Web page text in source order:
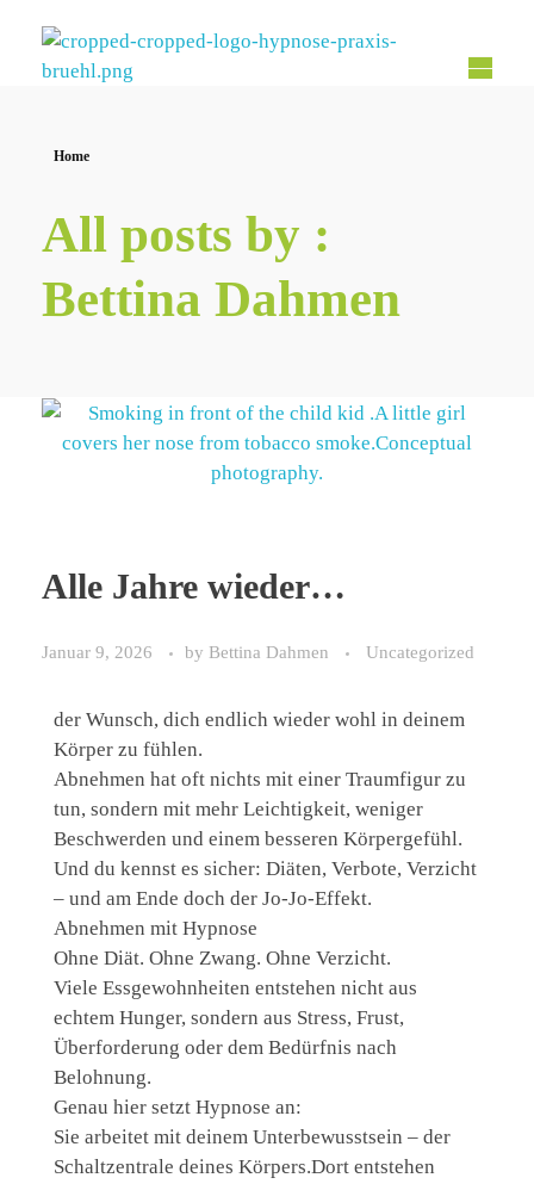
Home
All posts by :
Bettina Dahmen
Alle Jahre wieder…
Januar 9, 2026 by Bettina Dahmen Uncategorized
der Wunsch, dich endlich wieder wohl in deinem
Körper zu fühlen.
Abnehmen hat oft nichts mit einer Traumfigur zu
tun, sondern mit mehr Leichtigkeit, weniger
Beschwerden und einem besseren Körpergefühl.
Und du kennst es sicher: Diäten, Verbote, Verzicht
– und am Ende doch der Jo-Jo-Effekt.
Abnehmen mit Hypnose
Ohne Diät. Ohne Zwang. Ohne Verzicht.
Viele Essgewohnheiten entstehen nicht aus
echtem Hunger, sondern aus Stress, Frust,
Überforderung oder dem Bedürfnis nach
Belohnung.
Genau hier setzt Hypnose an:
Sie arbeitet mit deinem Unterbewusstsein – der
Schaltzentrale deines Körpers.Dort entstehen